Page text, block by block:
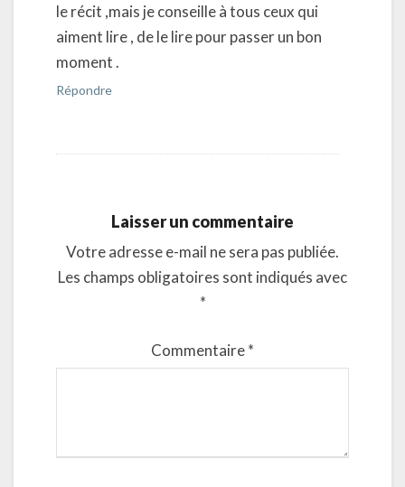
le récit ,mais je conseille à tous ceux qui
aiment lire , de le lire pour passer un bon
moment .
Répondre
Laisser un commentaire
Votre adresse e-mail ne sera pas publiée.
Les champs obligatoires sont indiqués avec
*
Commentaire*